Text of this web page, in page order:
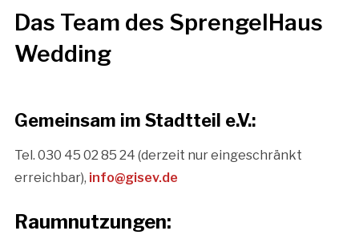
Das Team des SprengelHaus
Wedding
Gemeinsam im Stadtteil e.V.:
Tel. 030 45 02 85 24 (derzeit nur eingeschränkt
erreichbar), info@gisev.de
Raumnutzungen: